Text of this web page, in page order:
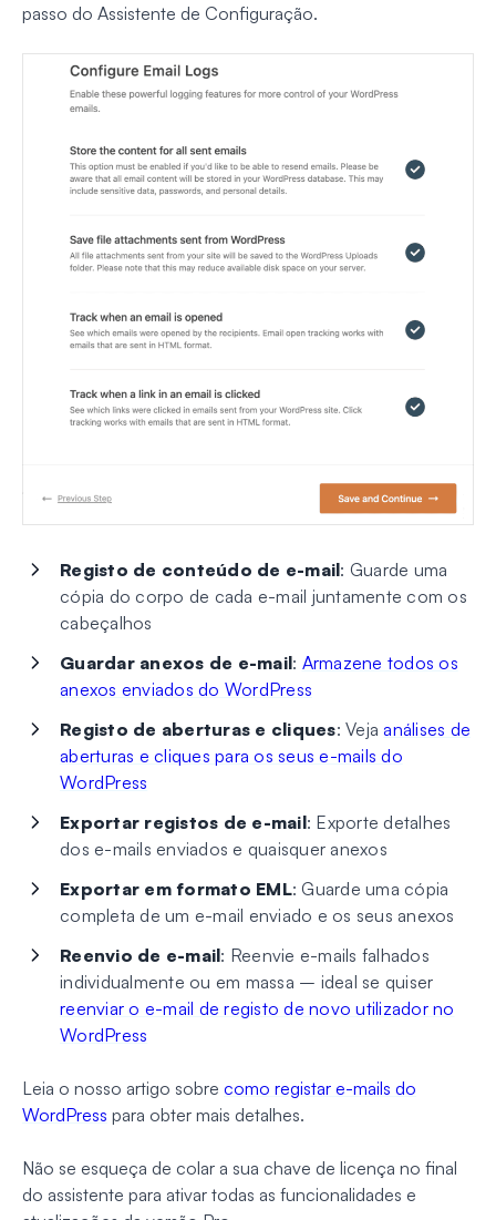
passo do Assistente de Configuração.
Registo de conteúdo de e-mail: Guarde uma
cópia do corpo de cada e-mail juntamente com os
cabeçalhos
Guardar anexos de e-mail: Armazene todos os
anexos enviados do WordPress
Registo de aberturas e cliques: Vejaanálises de
aberturas e cliques para os seus e-mails do
WordPress
Exportar registos de e-mail: Exporte detalhes
dos e-mails enviados e quaisquer anexos
Exportar em formato EML: Guarde uma cópia
completa de um e-mail enviado e os seus anexos
Reenvio de e-mail: Reenvie e-mails falhados
individualmente ou em massa – ideal se quiser
reenviar o e-mail de registo de novo utilizador no
WordPress
Leia o nosso artigo sobre como registar e-mails do
WordPress para obter mais detalhes.
Não se esqueça de colar a sua chave de licença no final
do assistente para ativar todas as funcionalidades e